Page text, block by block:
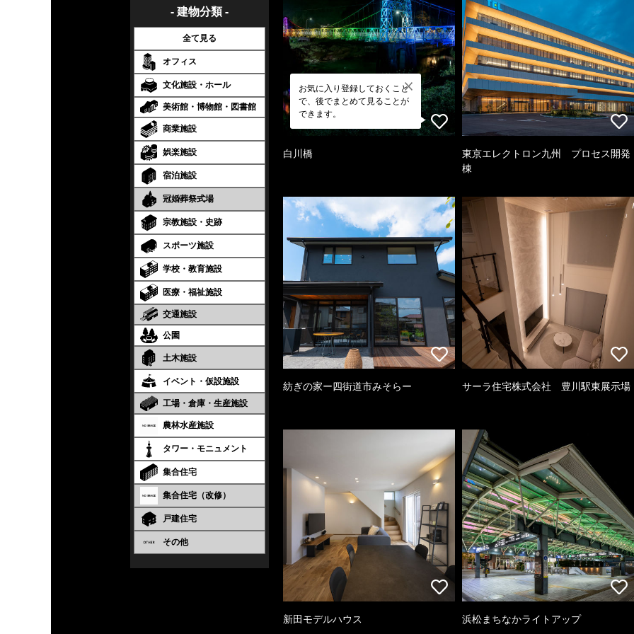
- 建物分類 -
全て見る
オフィス
文化施設・ホール
美術館・博物館・図書館
商業施設
娯楽施設
宿泊施設
冠婚葬祭式場
宗教施設・史跡
スポーツ施設
学校・教育施設
医療・福祉施設
交通施設
公園
土木施設
イベント・仮設施設
工場・倉庫・生産施設
農林水産施設
タワー・モニュメント
集合住宅
集合住宅（改修）
戸建住宅
その他
お気に入り登録しておくこと
で、後でまとめて見ることが
できます。
白川橋
東京エレクトロン九州 プロセス開発
棟
紡ぎの家ー四街道市みそらー サーラ住宅株式会社 豊川駅東展示場
新田モデルハウス 浜松まちなかライトアップ